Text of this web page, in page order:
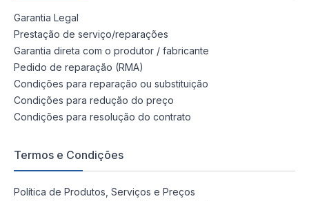
Garantia Legal
Prestação de serviço/reparações
Garantia direta com o produtor / fabricante
Pedido de reparação (RMA)
Condições para reparação ou substituição
Condições para redução do preço
Condições para resolução do contrato
Termos e Condições
Política de Produtos, Serviços e Preços